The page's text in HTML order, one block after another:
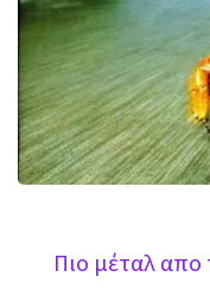
Πιο μέταλ απο